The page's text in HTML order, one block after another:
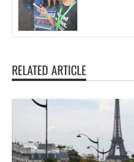
RELATED ARTICLE